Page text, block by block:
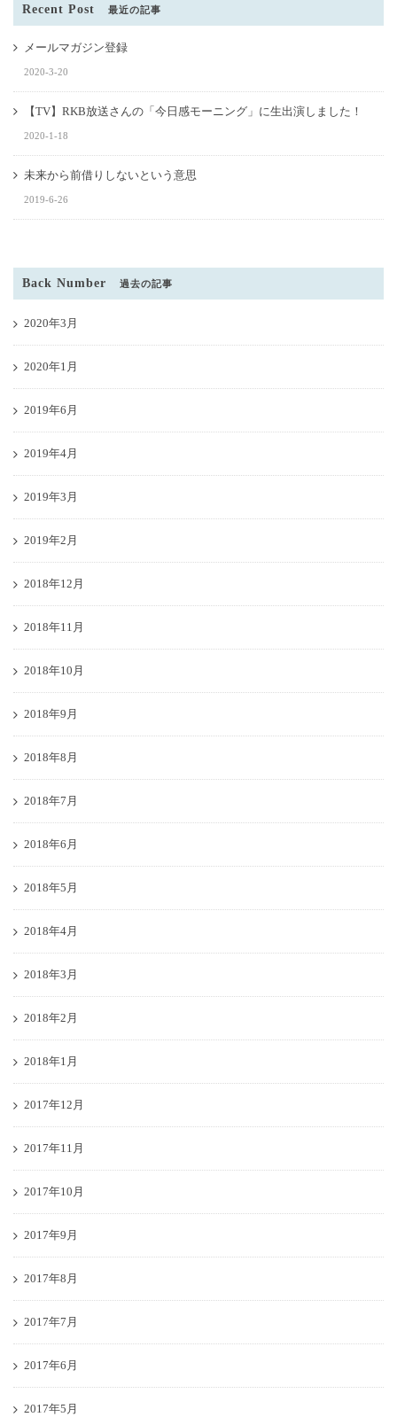
Recent Post 最近の記事
メールマガジン登録
2020-3-20
【TV】RKB放送さんの「今日感モーニング」に生出演しました！
2020-1-18
未来から前借りしないという意思
2019-6-26
Back Number 過去の記事
2020年3月
2020年1月
2019年6月
2019年4月
2019年3月
2019年2月
2018年12月
2018年11月
2018年10月
2018年9月
2018年8月
2018年7月
2018年6月
2018年5月
2018年4月
2018年3月
2018年2月
2018年1月
2017年12月
2017年11月
2017年10月
2017年9月
2017年8月
2017年7月
2017年6月
2017年5月